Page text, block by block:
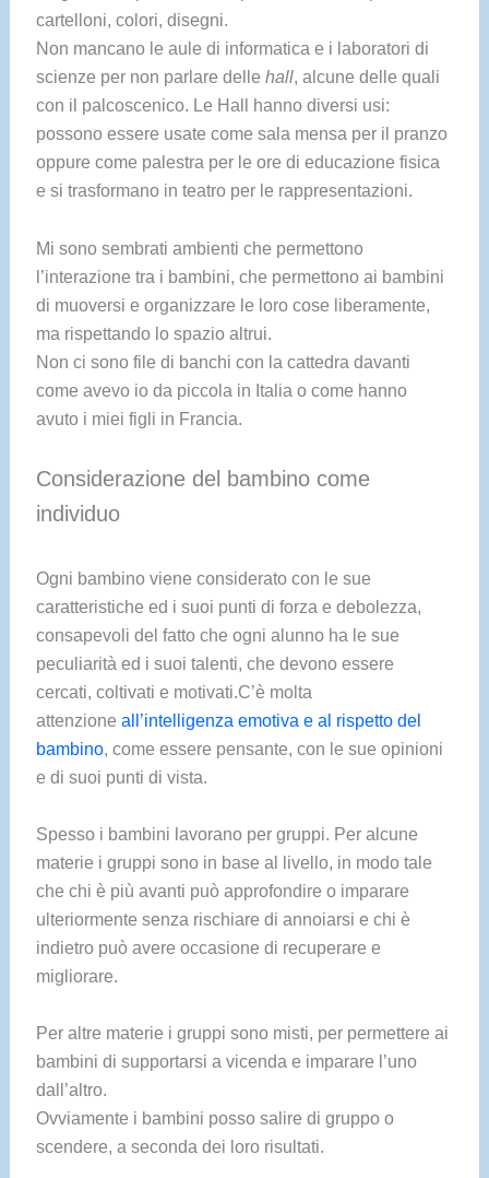
cartelloni, colori, disegni.
Non mancano le aule di informatica e i laboratori di
scienze per non parlare delle hall, alcune delle quali
con il palcoscenico. Le Hall hanno diversi usi:
possono essere usate come sala mensa per il pranzo
oppure come palestra per le ore di educazione fisica
e si trasformano in teatro per le rappresentazioni.
Mi sono sembrati ambienti che permettono
l’interazione tra i bambini, che permettono ai bambini
di muoversi e organizzare le loro cose liberamente,
ma rispettando lo spazio altrui.
Non ci sono file di banchi con la cattedra davanti
come avevo io da piccola in Italia o come hanno
avuto i miei figli in Francia.
Considerazione del bambino come
individuo
Ogni bambino viene considerato con le sue
caratteristiche ed i suoi punti di forza e debolezza,
consapevoli del fatto che ogni alunno ha le sue
peculiarità ed i suoi talenti, che devono essere
cercati, coltivati e motivati.C’è molta
attenzione all’intelligenza emotiva e al rispetto del
bambino, come essere pensante, con le sue opinioni
e di suoi punti di vista.
Spesso i bambini lavorano per gruppi. Per alcune
materie i gruppi sono in base al livello, in modo tale
che chi è più avanti può approfondire o imparare
ulteriormente senza rischiare di annoiarsi e chi è
indietro può avere occasione di recuperare e
migliorare.
Per altre materie i gruppi sono misti, per permettere ai
bambini di supportarsi a vicenda e imparare l’uno
dall’altro.
Ovviamente i bambini posso salire di gruppo o
scendere, a seconda dei loro risultati.